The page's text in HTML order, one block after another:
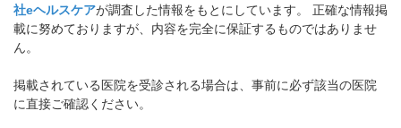
社eヘルスケアが調査した情報をもとにしています。 正確な情報掲
載に努めておりますが、内容を完全に保証するものではありませ
ん。
掲載されている医院を受診される場合は、事前に必ず該当の医院
に直接ご確認ください。